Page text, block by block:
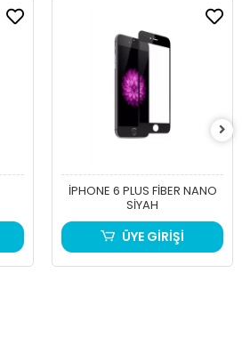
İPHONE 6 PLUS FİBER NANO
SİYAH
ÜYE GİRİŞİ